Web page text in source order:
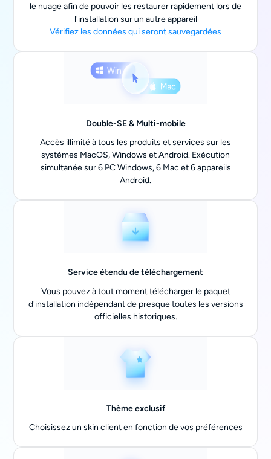
le nuage afin de pouvoir les restaurer rapidement lors de
l'installation sur un autre appareil
Vérifiez les données qui seront sauvegardées
Double-SE & Multi-mobile
Accès illimité à tous les produits et services sur les
systèmes MacOS, Windows et Android. Exécution
simultanée sur 6 PC Windows, 6 Mac et 6 appareils
Android.
Service étendu de téléchargement
Vous pouvez à tout moment télécharger le paquet
d'installation indépendant de presque toutes les versions
officielles historiques.
Thème exclusif
Choisissez un skin client en fonction de vos préférences